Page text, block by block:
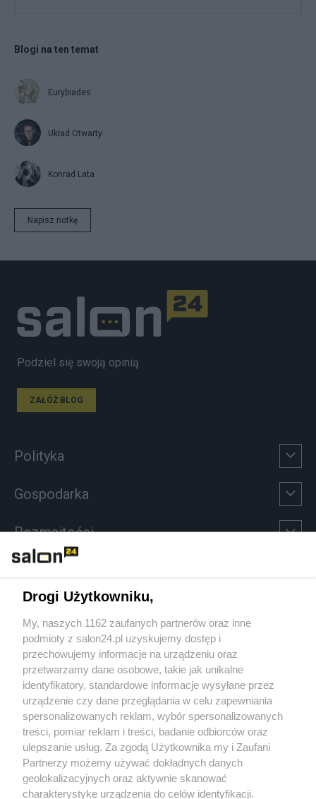
Blogi na ten temat
Eurybiades
Układ Otwarty
Konrad Lata
Napisz notkę
Podziel się swoją opinią
ZAŁÓŻ BLOG
Polityka
Gospodarka
Rozmaitości
Sport
Społeczeństwo
Kultura
X Facebook Instagram Youtube
Drogi Użytkowniku,
My, naszych 1162 zaufanych partnerów oraz inne
podmioty z salon24.pl uzyskujemy dostęp i
przechowujemy informacje na urządzeniu oraz
przetwarzamy dane osobowe, takie jak unikalne
identyfikatory, standardowe informacje wysyłane przez
urządzenie czy dane przeglądania w celu zapewniania
spersonalizowanych reklam, wybór spersonalizowanych
treści, pomiar reklam i treści, badanie odbiorców oraz
ulepszanie usług. Za zgodą Użytkownika my i Zaufani
Partnerzy możemy używać dokładnych danych
geolokalizacyjnych oraz aktywnie skanować
charakterystykę urządzenia do celów identyfikacji.